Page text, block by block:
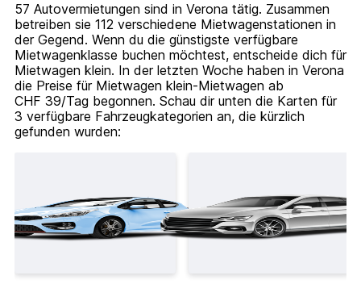
57 Autovermietungen sind in Verona tätig. Zusammen
betreiben sie 112 verschiedene Mietwagenstationen in
der Gegend. Wenn du die günstigste verfügbare
Mietwagenklasse buchen möchtest, entscheide dich für
Mietwagen klein. In der letzten Woche haben in Verona
die Preise für Mietwagen klein-Mietwagen ab
CHF 39/Tag begonnen. Schau dir unten die Karten für
3 verfügbare Fahrzeugkategorien an, die kürzlich
gefunden wurden: